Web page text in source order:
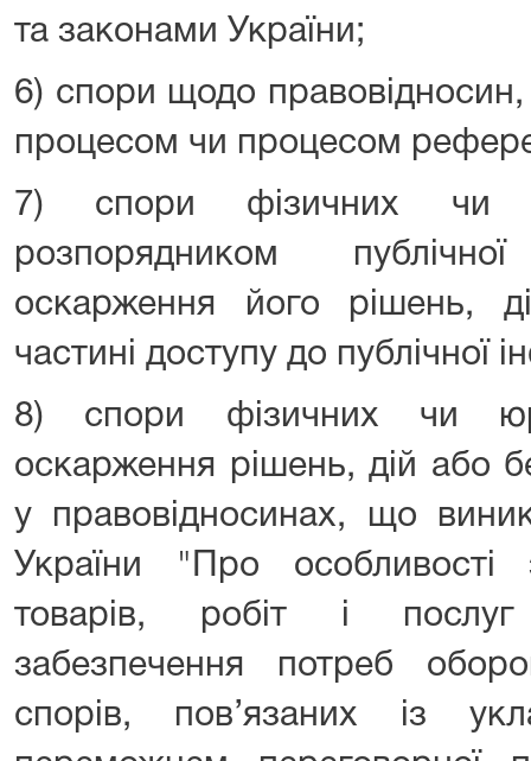
та законами України;
6) спори щодо
процесом чи процесом
7) спори фізичних чи
розпорядником
оскарження його рішень,
частині доступу до публічної
8) спори фізичних чи
оскарження рішень, дій або
у правовідносинах, що
України "Про особливості
товарів, робіт і
забезпечення потреб
спорів, пов’язаних із